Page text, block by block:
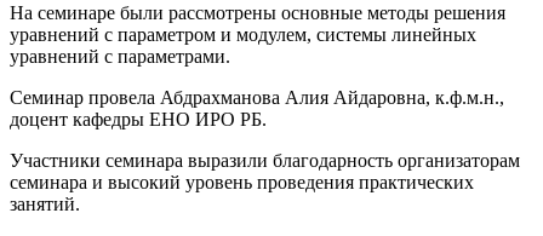
На семинаре были рассмотрены основные методы решения
уравнений с параметром и модулем, системы линейных
уравнений с параметрами.
Семинар провела Абдрахманова Алия Айдаровна, к.ф.м.н.,
доцент кафедры ЕНО ИРО РБ.
Участники семинара выразили благодарность организаторам
семинара и высокий уровень проведения практических
занятий.